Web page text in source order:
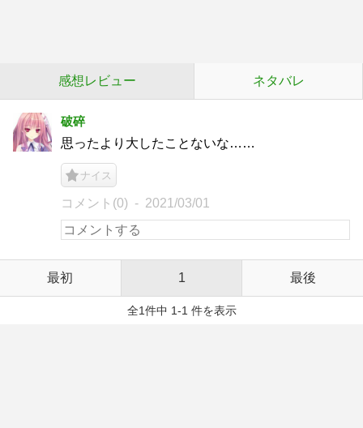
感想レビュー ネタバレ
破碎
思ったより大したことないな……
ナイス
コメント(0) 2021/03/01
最初 1 最後
全1件中 1-1 件を表示